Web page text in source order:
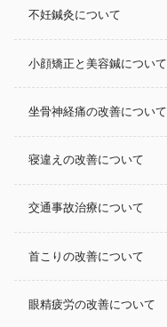
不妊鍼灸について
小顔矯正と美容鍼について
坐骨神経痛の改善について
寝違えの改善について
交通事故治療について
首こりの改善について
眼精疲労の改善について